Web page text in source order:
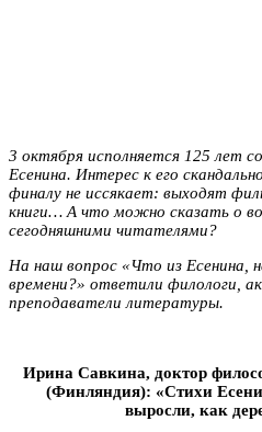
3 октября исполняется 125 лет
Есенина. Интерес к его
финалу не иссякает: выходят
книги… А что можно сказать о
сегодняшними читателями?
На наш вопрос «Что из Есенина,
времени?» ответили филологи,
преподаватели литературы.
Ирина Савкина, доктор
(Финляндия): «Стихи
выросли, как